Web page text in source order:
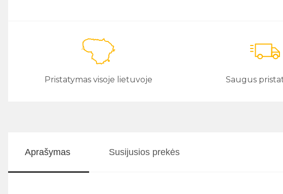
Pristatymas visoje lietuvoje Saugus
Aprašymas Susijusios prekės